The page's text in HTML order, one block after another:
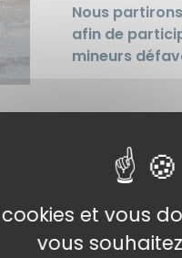
Nous
afin de
mineurs
Pour
et vous
vous